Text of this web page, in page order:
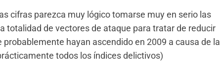
cifras parezca muy lógico tomarse muy en serio las
totalidad de vectores de ataque para tratar de reducir
hayan ascendido en 2009 a causa de la
todos los índices delictivos)